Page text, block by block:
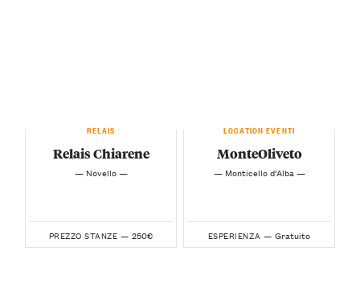
RELAIS
Relais Chiarene
— Novello —
PREZZO STANZE — 250€
LOCATION EVENTI
MonteOliveto
— Monticello d’Alba —
ESPERIENZA — Gratuito